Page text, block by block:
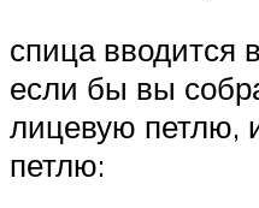
спица вводится
если бы вы
лицевую петлю,
петлю: